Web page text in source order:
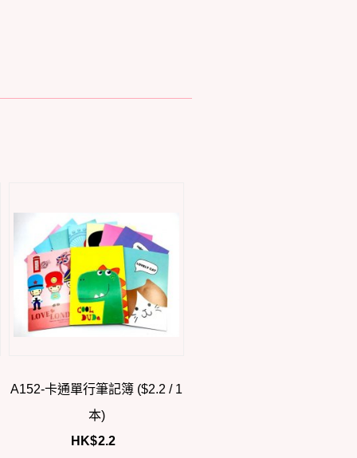
A152-卡通單行筆記簿 ($2.2 / 1
本)
HK$2.2